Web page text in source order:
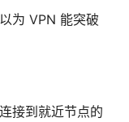
为 VPN 能突破
接到就近节点的